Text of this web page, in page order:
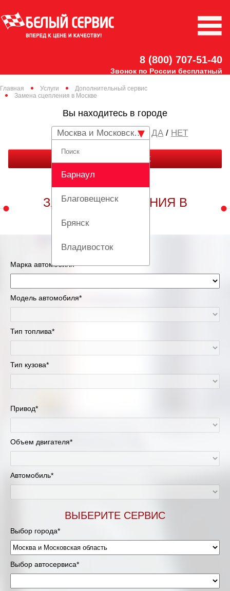
8 (800) 707-51-40
Звонок по России бесплатный
Главная Услуги
Дополнительный сервис
Замена сцепления в Москве
Вы находитесь в городе
Москва и Московская область
Барнаул
Благовещенск
Брянск
Владивосток
Вологда
Екатеринбург
Казань
Киров
Красноярск
Липецк
Муравленко
Нижневартовск
Новосибирск
Одинцово
/ НЕТ
ЗАКАЗАТЬ ЗВОНОК
ЗАМЕНА СЦЕПЛЕНИЯ В
Марка автомобиля*
Модель автомобиля*
Тип топлива*
Тип кузова*
Привод*
Объем двигателя*
Автомобиль*
ВЫБЕРИТЕ СЕРВИС
Выбор города*
Выбор автосервиса*